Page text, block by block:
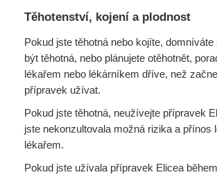
Těhotenství, kojení a plodnost
Pokud jste těhotná nebo kojíte,
být těhotná, nebo plánujete otěhotnět,
lékařem nebo lékárníkem dříve, než
přípravek užívat.
Pokud jste těhotná, neužívejte přípravek
jste nekonzultovala možná rizika a přínos
lékařem.
Pokud jste užívala přípravek Elicea